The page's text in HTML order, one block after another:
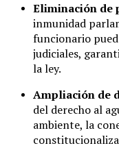
Eliminación de
inmunidad
funcionario
judiciales,
la ley.
Ampliación de
del derecho al
ambiente, la